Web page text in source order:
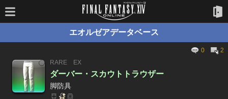
エオルゼアデータベース
0
2
RARE
EX
ダーバー・スカウトトラウザー
脚防具